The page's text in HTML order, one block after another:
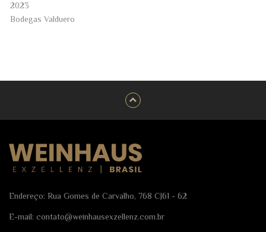
2023
Bodegas Valduero
Endereço: Rua Gomes de Carvalho, 768 CJ61 - 62
E-mail: contato@weinhausexzellenz.com.br